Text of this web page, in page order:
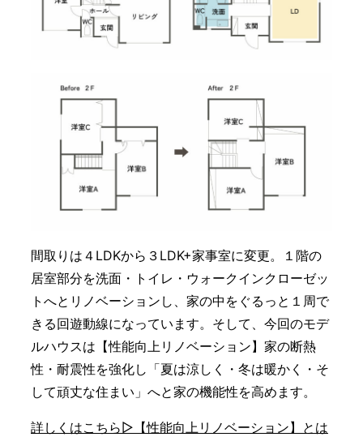
間取りは４LDKから３LDK+家事室に変更。１階の
居室部分を洗面・トイレ・ウォークインクローゼッ
トへとリノベーションし、家の中をぐるっと１周で
きる回遊動線になっています。そして、今回のモデ
ルハウスは【性能向上リノベーション】家の断熱
性・耐震性を強化し「夏は涼しく・冬は暖かく・そ
して頑丈な住まい」へと家の機能性を高めます。
詳しくはこちら▷【性能向上リノベーション】とは